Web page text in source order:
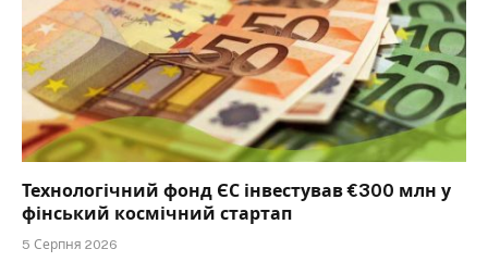
Технологічний фонд ЄС інвестував €300 млн у
фінський космічний стартап
5 Серпня 2026